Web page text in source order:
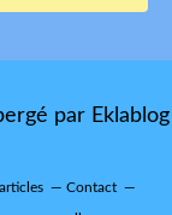
par Eklablog
Contact